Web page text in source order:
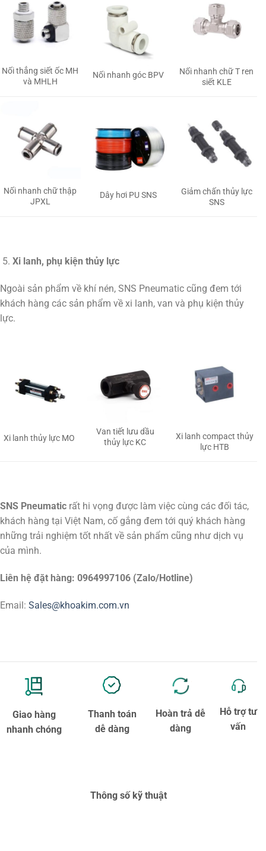
Nối thẳng siết ốc MH
và MHLH
Nối nhanh góc BPV
Nối nhanh chữ T ren
siết KLE
Nối nhanh chữ thập
JPXL
Dây hơi PU SNS
Giảm chấn thủy lực
SNS
Xi lanh, phụ kiện thủy lực
Ngoài sản phẩm về khí nén, SNS Pneumatic cũng đem tới
khách hàng các sản phẩm về xi lanh, van và phụ kiện thủy
lực.
Xi lanh thủy lực MO
Van tiết lưu dầu
thủy lực KC
Xi lanh compact thủy
lực HTB
SNS Pneumatic rất hi vọng được làm việc cùng các đối tác,
khách hàng tại Việt Nam, cố gắng đem tới quý khách hàng
những trải nghiệm tốt nhất về sản phẩm cũng như dịch vụ
của mình.
Liên hệ đặt hàng: 0964997106 (Zalo/Hotline)
Email: Sales@khoakim.com.vn
Giao hàng
nhanh chóng
Thanh toán
dễ dàng
Hoàn trả dễ
dàng
Hỗ trợ tư
vấn
Thông số kỹ thuật